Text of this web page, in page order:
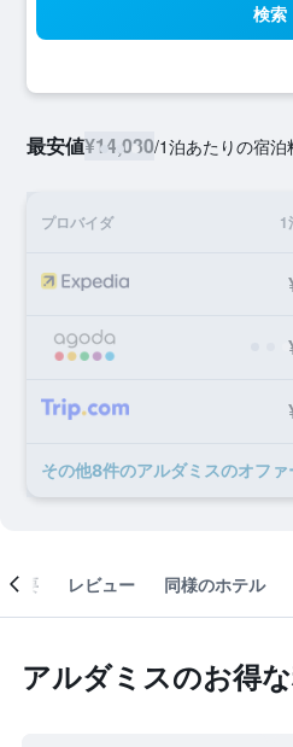
検索
最安値¥14,030/1泊あたりの宿泊
プロバイダ 1
その他8​件のアルダミスのオファ
概要 レビュー 同様のホテル
アルダミスのお得